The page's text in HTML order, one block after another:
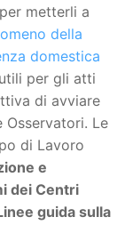
metterli a
della
domestica
per gli atti
di avviare
Osservatori. Le
di Lavoro
e
dei Centri
guida sulla